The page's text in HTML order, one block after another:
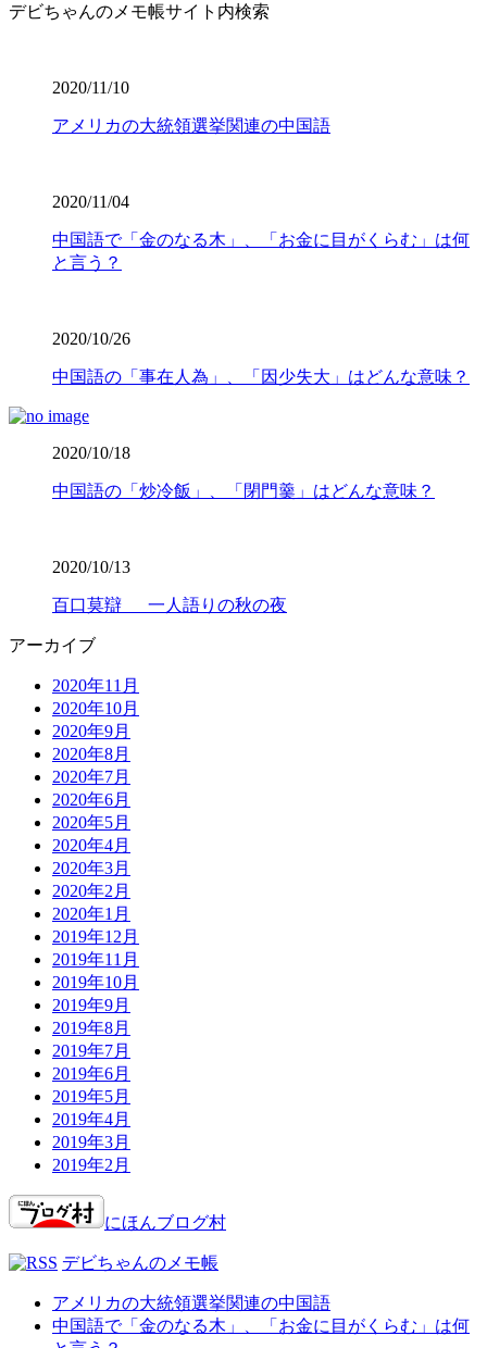
デビちゃんのメモ帳サイト内検索
2020/11/10
アメリカの大統領選挙関連の中国語
2020/11/04
中国語で「金のなる木」、「お金に目がくらむ」は何
と言う？
2020/10/26
中国語の「事在人為」、「因少失大」はどんな意味？
2020/10/18
中国語の「炒冷飯」、「閉門羹」はどんな意味？
2020/10/13
百口莫辯 一人語りの秋の夜
アーカイブ
2020年11月
2020年10月
2020年9月
2020年8月
2020年7月
2020年6月
2020年5月
2020年4月
2020年3月
2020年2月
2020年1月
2019年12月
2019年11月
2019年10月
2019年9月
2019年8月
2019年7月
2019年6月
2019年5月
2019年4月
2019年3月
2019年2月
にほんブログ村
デビちゃんのメモ帳
アメリカの大統領選挙関連の中国語
中国語で「金のなる木」、「お金に目がくらむ」は何